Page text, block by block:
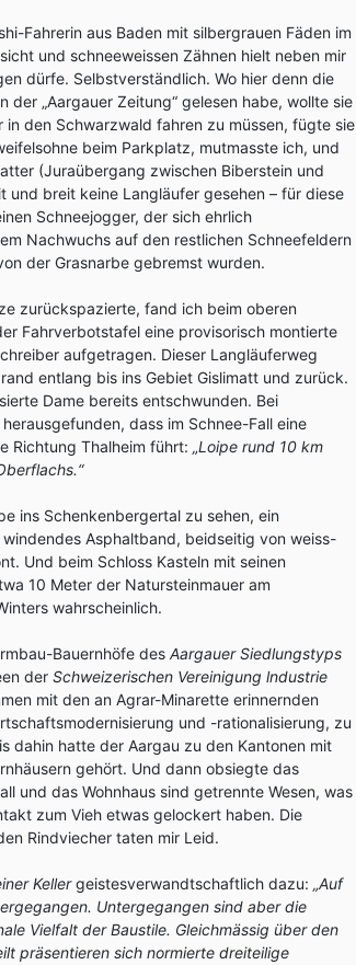
Fahrerin aus Baden mit silbergrauen Fäden im
und schneeweissen Zähnen hielt neben mir
dürfe. Selbstverständlich. Wo hier denn die
der „Aargauer Zeitung“ gelesen habe, wollte sie
in den Schwarzwald fahren zu müssen, fügte sie
beim Parkplatz, mutmasste ich, und
(Juraübergang zwischen Biberstein und
breit keine Langläufer gesehen – für diese
Schneejogger, der sich ehrlich
Nachwuchs auf den restlichen Schneefeldern
der Grasnarbe gebremst wurden.
zurückspazierte, fand ich beim oberen
Fahrverbotstafel eine provisorisch montierte
aufgetragen. Dieser Langläuferweg
entlang bis ins Gebiet Gislimatt und zurück.
Dame bereits entschwunden. Bei
dass im Schnee-Fall eine
Richtung Thalheim führt: „Loipe rund 10 km
ins Schenkenbergertal zu sehen, ein
Asphaltband, beidseitig von weiss-
Und beim Schloss Kasteln mit seinen
10 Meter der Natursteinmauer am
wahrscheinlich.
Bauernhöfe des Aargauer Siedlungstyps
der Schweizerischen Vereinigung lndustrie
mit den an Agrar-Minarette erinnernden
und -rationalisierung, zu
dahin hatte der Aargau zu den Kantonen mit
gehört. Und dann obsiegte das
und das Wohnhaus sind getrennte Wesen, was
zum Vieh etwas gelockert haben. Die
Rindviecher taten mir Leid.
Kellergeistesverwandtschaftlich dazu: „Auf
Untergegangen sind aber die
Vielfalt der Baustile. Gleichmässig über den
präsentieren sich normierte dreiteilige